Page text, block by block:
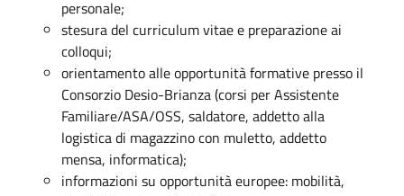
personale;
stesura del curriculum vitae e preparazione ai
colloqui;
orientamento alle opportunità formative presso il
Consorzio Desio-Brianza (corsi per Assistente
Familiare/ASA/OSS, saldatore, addetto alla
logistica di magazzino con muletto, addetto
mensa, informatica);
informazioni su opportunità europee: mobilità,